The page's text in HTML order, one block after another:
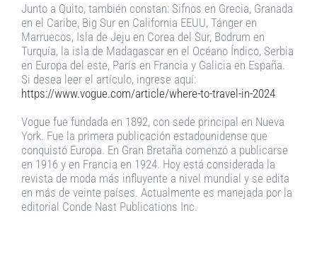
Junto a Quito, también constan: Sifnos en Grecia, Granada
en el Caribe, Big Sur en California EEUU, Tánger en
Marruecos, Isla de Jeju en Corea del Sur, Bodrum en
Turquía, la isla de Madagascar en el Océano Índico, Serbia
en Europa del este, París en Francia y Galicia en España.
Si desea leer el artículo, ingrese aquí:
https://www.vogue.com/article/where-to-travel-in-2024
Vogue fue fundada en 1892, con sede principal en Nueva
York. Fue la primera publicación estadounidense que
conquistó Europa. En Gran Bretaña comenzó a publicarse
en 1916 y en Francia en 1924. Hoy está considerada la
revista de moda más influyente a nivel mundial y se edita
en más de veinte países. Actualmente es manejada por la
editorial Conde Nast Publications Inc.